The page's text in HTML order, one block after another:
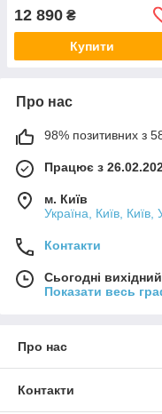
12 890 ₴
Купити
Про нас
98% позитивних з 58
Працює з
м. Київ
Україна, Київ, Київ,
Контакти
Сьогодні вихідний
Показати весь
Про нас
Контакти